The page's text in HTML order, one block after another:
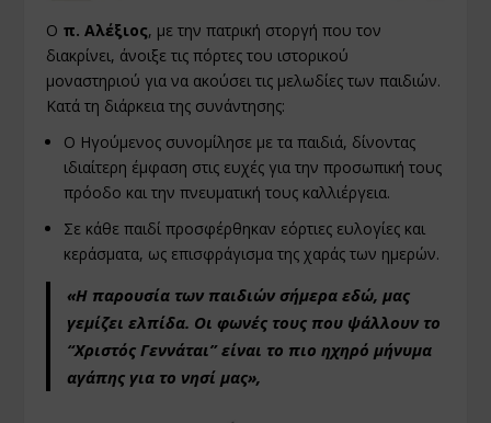
Ο π. Αλέξιος, με την πατρική στοργή που τον
διακρίνει, άνοιξε τις πόρτες του ιστορικού
μοναστηριού για να ακούσει τις μελωδίες των παιδιών.
Κατά τη διάρκεια της συνάντησης:
Ο Ηγούμενος συνομίλησε με τα παιδιά, δίνοντας
ιδιαίτερη έμφαση στις ευχές για την προσωπική τους
πρόοδο και την πνευματική τους καλλιέργεια.
Σε κάθε παιδί προσφέρθηκαν εόρτιες ευλογίες και
κεράσματα, ως επισφράγισμα της χαράς των ημερών.
«Η παρουσία των παιδιών σήμερα εδώ, μας
γεμίζει ελπίδα. Οι φωνές τους που ψάλλουν το
“Χριστός Γεννάται” είναι το πιο ηχηρό μήνυμα
αγάπης για το νησί μας»,